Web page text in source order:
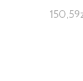
150,59